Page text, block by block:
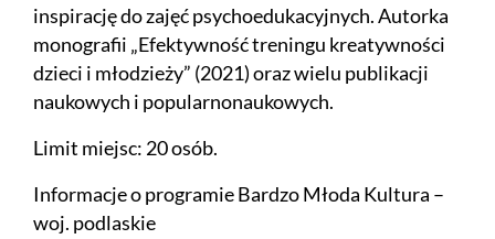
inspirację do zajęć psychoedukacyjnych. Autorka
monografii „Efektywność treningu kreatywności
dzieci i młodzieży” (2021) oraz wielu publikacji
naukowych i popularnonaukowych.
Limit miejsc: 20 osób.
Informacje o programie Bardzo Młoda Kultura –
woj. podlaskie